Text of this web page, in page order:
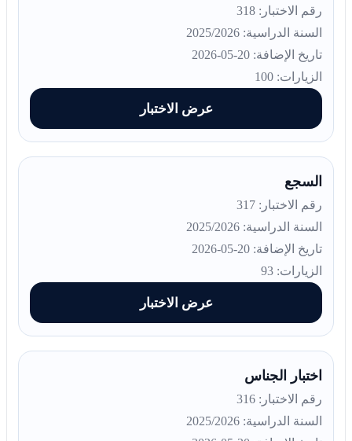
رقم الاختبار: 318
السنة الدراسية: 2025/2026
تاريخ الإضافة: 20-05-2026
الزيارات: 100
عرض الاختبار
السجع
رقم الاختبار: 317
السنة الدراسية: 2025/2026
تاريخ الإضافة: 20-05-2026
الزيارات: 93
عرض الاختبار
اختبار الجناس
رقم الاختبار: 316
السنة الدراسية: 2025/2026